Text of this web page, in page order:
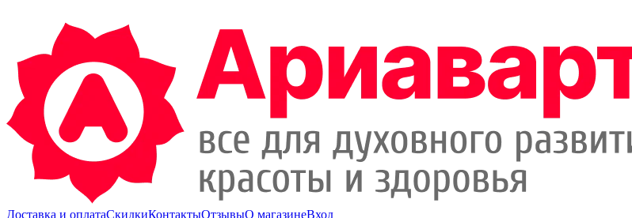
Доставка и оплатаСкидкиКонтактыОтзывыО магазинеВход